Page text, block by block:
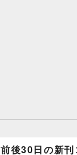
前後30日の新刊